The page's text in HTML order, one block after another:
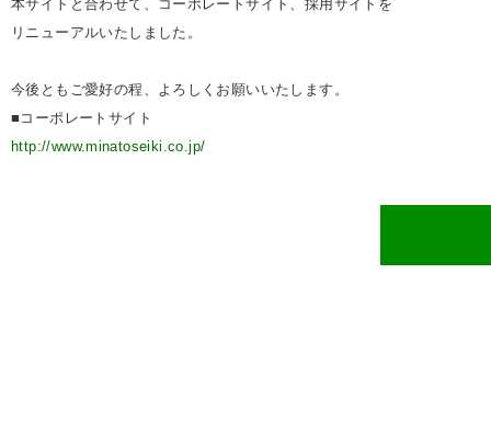
本サイトと合わせて、コーポレートサイト、採用サイトを
リニューアルいたしました。
今後ともご愛好の程、よろしくお願いいたします。
■コーポレートサイト
http://www.minatoseiki.co.jp/